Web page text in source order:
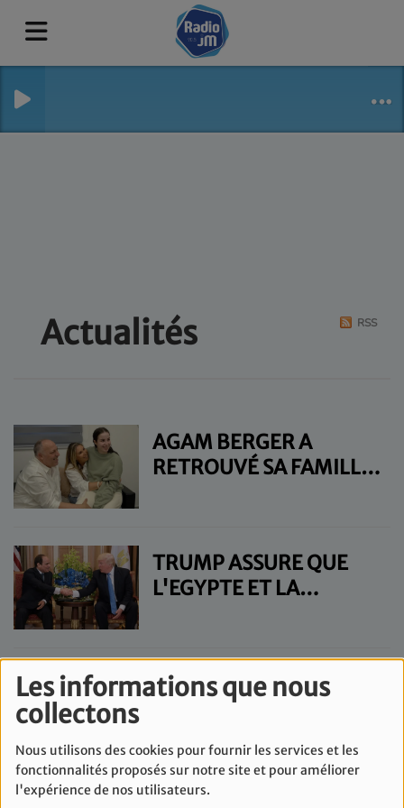
Les informations que nous
collectons
Nous utilisons des cookies pour fournir les services et les
fonctionnalités proposés sur notre site et pour améliorer
l'expérience de nos utilisateurs.
Actualités RSS
AGAM BERGER A
RETROUVÉ SA FAMILLE
TRUMP ASSURE QUE
L'EGYPTE ET LA
GAZAOUIS
80 ANS DE LA
LIBÉRATION
EMMANUEL MACRON
APPELLE «À NE RIEN